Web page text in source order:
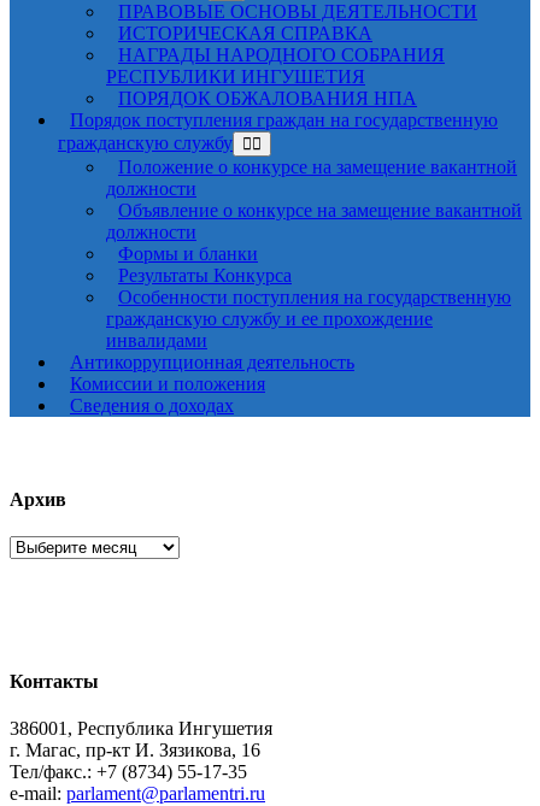
ПРАВОВЫЕ ОСНОВЫ ДЕЯТЕЛЬНОСТИ
ИСТОРИЧЕСКАЯ СПРАВКА
НАГРАДЫ НАРОДНОГО СОБРАНИЯ
РЕСПУБЛИКИ ИНГУШЕТИЯ
ПОРЯДОК ОБЖАЛОВАНИЯ НПА
Порядок поступления граждан на государственную
гражданскую службу
Положение о конкурсе на замещение вакантной
должности
Объявление о конкурсе на замещение вакантной
должности
Формы и бланки
Результаты Конкурса
Особенности поступления на государственную
гражданскую службу и ее прохождение
инвалидами
Антикоррупционная деятельность
Комиссии и положения
Сведения о доходах
Архив
Архив
Контакты
386001, Республика Ингушетия
г. Магас, пр-кт И. Зязикова, 16
Тел/факс.: +7 (8734) 55-17-35
e-mail: parlament@parlamentri.ru